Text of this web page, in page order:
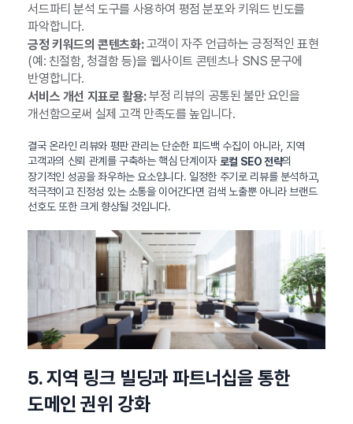
서드파티 분석 도구를 사용하여 평점 분포와 키워드 빈도를
파악합니다.
긍정 키워드의 콘텐츠화:고객이 자주 언급하는 긍정적인 표현
(예: 친절함, 청결함 등)을 웹사이트 콘텐츠나 SNS 문구에
반영합니다.
서비스 개선 지표로 활용:부정 리뷰의 공통된 불만 요인을
개선함으로써 실제 고객 만족도를 높입니다.
결국 온라인 리뷰와 평판 관리는 단순한 피드백 수집이 아니라, 지역
고객과의 신뢰 관계를 구축하는 핵심 단계이자 로컬 SEO 전략의
장기적인 성공을 좌우하는 요소입니다. 일정한 주기로 리뷰를 분석하고,
적극적이고 진정성 있는 소통을 이어간다면 검색 노출뿐 아니라 브랜드
선호도 또한 크게 향상될 것입니다.
5. 지역 링크 빌딩과 파트너십을 통한
도메인 권위 강화